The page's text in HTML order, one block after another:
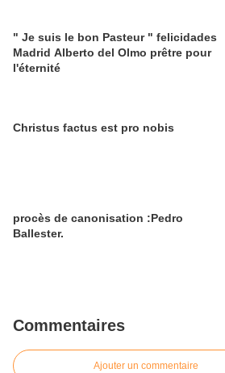
" Je suis le bon Pasteur " felicidades
Madrid Alberto del Olmo prêtre pour
l'éternité
Christus factus est pro nobis
procès de canonisation :Pedro
Ballester.
Commentaires
Ajouter un commentaire